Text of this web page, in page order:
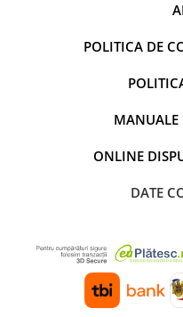
POLITICA DE
MANUALE
ONLINE
DATE